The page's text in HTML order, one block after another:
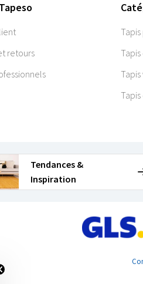
retours
Tendances &
Inspiration